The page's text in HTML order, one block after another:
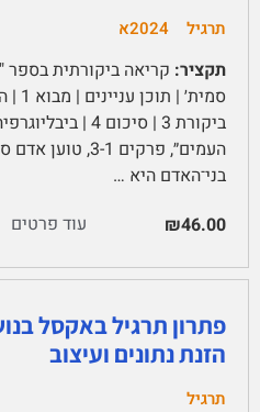
תרגיל 2024א
תקציר: קריאה ביקורתית
העמים״, פרקים 3-
בני־האדם היא …
₪46.00
עוד פרטים
פתרון תרגיל באקסל
הזנת נתונים ועיצוב
תרגיל